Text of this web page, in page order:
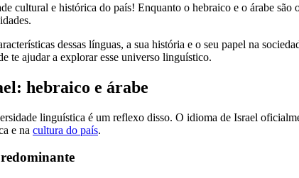
cultural e histórica do país! Enquanto o hebraico e o árabe
dessas línguas, a sua história e o seu papel na
te ajudar a explorar esse universo linguístico.
hebraico e árabe
linguística é um reflexo disso. O idioma de Israel
e na cultura do país.